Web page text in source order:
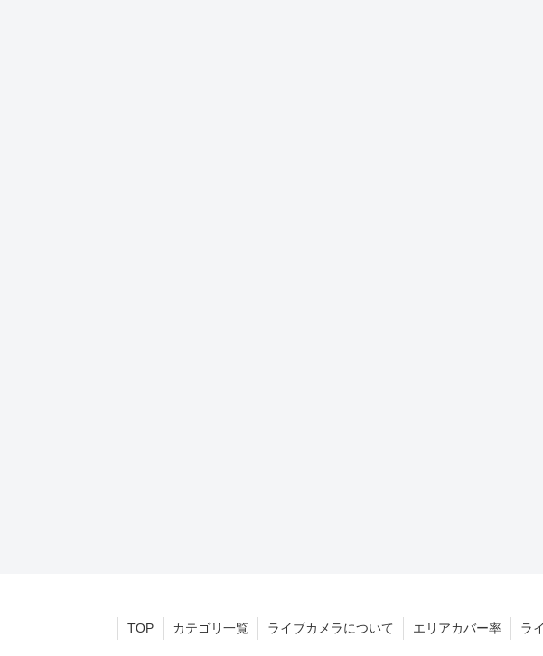
TOP カテゴリ一覧 ライブカメラについて エリアカバー率 ラ